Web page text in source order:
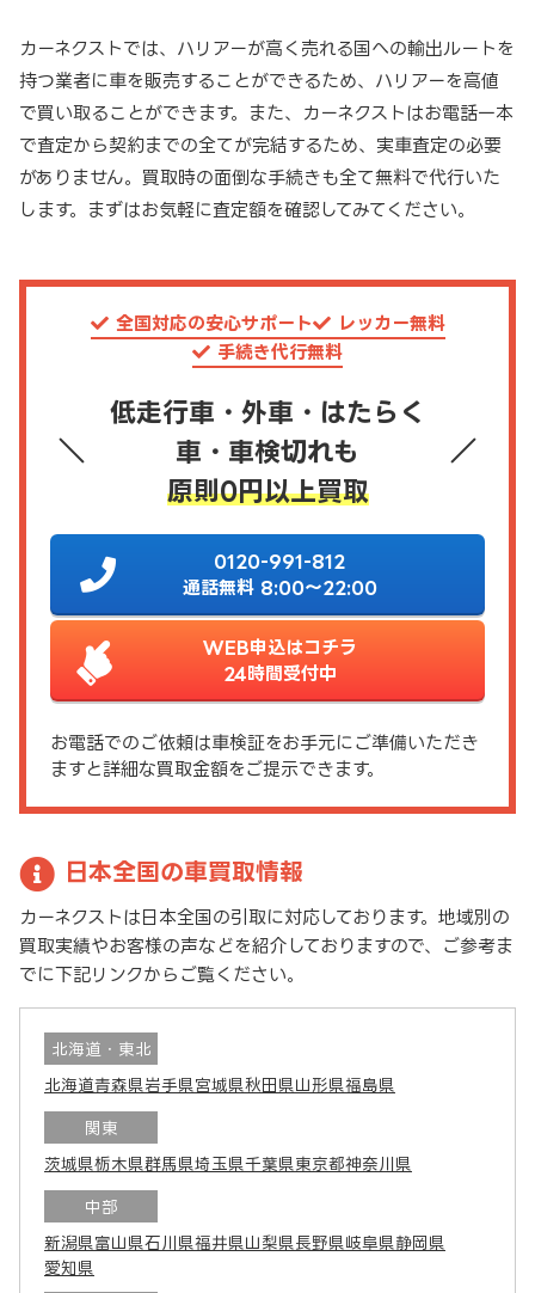
カーネクストでは、ハリアーが高く売れる国への輸出ルートを
持つ業者に車を販売することができるため、ハリアーを高値
で買い取ることができます。また、カーネクストはお電話一本
で査定から契約までの全てが完結するため、実車査定の必要
がありません。買取時の面倒な手続きも全て無料で代行いた
します。まずはお気軽に査定額を確認してみてください。
全国対応の安心サポート
レッカー無料
手続き代行無料
低走行車・外車・はたらく
車・車検切れも
原則0円以上買取
0120-991-812
通話無料 8:00～22:00
WEB申込はコチラ
24時間受付中
お電話でのご依頼は車検証をお手元にご準備いただき
ますと詳細な買取金額をご提示できます。
日本全国の車買取情報
カーネクストは日本全国の引取に対応しております。地域別の
買取実績やお客様の声などを紹介しておりますので、ご参考ま
でに下記リンクからご覧ください。
北海道・東北
北海道青森県岩手県宮城県秋田県山形県福島県
関東
茨城県栃木県群馬県埼玉県千葉県東京都神奈川県
中部
新潟県富山県石川県福井県山梨県長野県岐阜県静岡県
愛知県